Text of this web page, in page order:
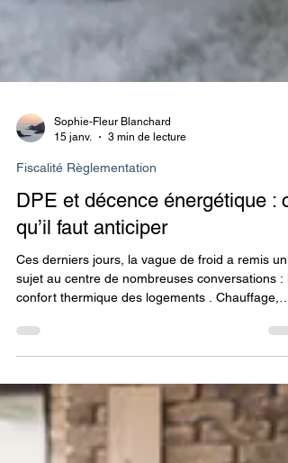
Sophie-Fleur Blanchard
qu’il faut anticiper
Ces derniers jours, la vague de froid a remis un
sujet au centre de nombreuses conversations :
autant de réalités très concrètes, loin des seules
lettres A, D ou G affichées sur un Diagnostic de
Performance Énergétique. De mon côté, cette
actualité tombe à un moment très concret : un
diagnostiqueur est intervenu vendredi dernier